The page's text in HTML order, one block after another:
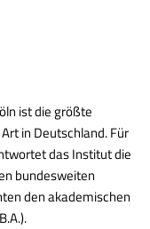
ist die größte
in Deutschland. Für
das Institut die
bundesweiten
den akademischen